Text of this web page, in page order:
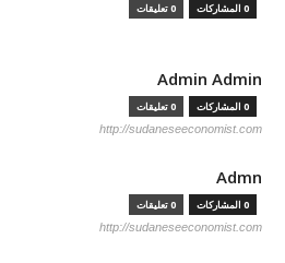
0 المشاركات 0 تعليقات
Admin Admin
0 المشاركات 0 تعليقات
http://sudaneseeconomist.com
Admn
0 المشاركات 0 تعليقات
http://sudaneseeconomist.com